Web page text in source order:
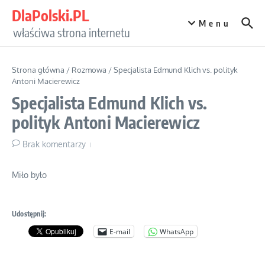
DlaPolski.PL
właściwa strona internetu
Menu
Strona główna / Rozmowa /Specjalista Edmund Klich vs. polityk
Antoni Macierewicz
Specjalista Edmund Klich vs.
polityk Antoni Macierewicz
Brak komentarzy
Miło było
Udostępnij:
E-mail WhatsApp